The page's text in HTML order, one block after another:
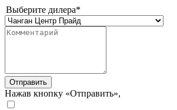
Выберите дилера*
Отправить
Нажав кнопку «Отправить»,